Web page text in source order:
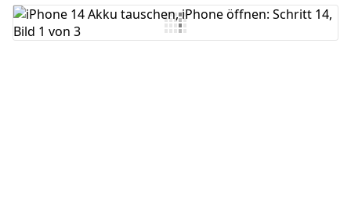
Kommentar hinzufügen